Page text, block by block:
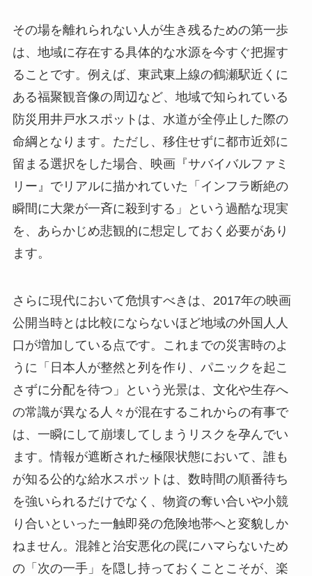
その場を離れられない人が生き残るための第一歩
は、地域に存在する具体的な水源を今すぐ把握す
ることです。例えば、東武東上線の鶴瀬駅近くに
ある福聚観音像の周辺など、地域で知られている
防災用井戸水スポットは、水道が全停止した際の
命綱となります。ただし、移住せずに都市近郊に
留まる選択をした場合、映画『サバイバルファミ
リー』でリアルに描かれていた「インフラ断絶の
瞬間に大衆が一斉に殺到する」という過酷な現実
を、あらかじめ悲観的に想定しておく必要があり
ます。
さらに現代において危惧すべきは、2017年の映画
公開当時とは比較にならないほど地域の外国人人
口が増加している点です。これまでの災害時のよ
うに「日本人が整然と列を作り、パニックを起こ
さずに分配を待つ」という光景は、文化や生存へ
の常識が異なる人々が混在するこれからの有事で
は、一瞬にして崩壊してしまうリスクを孕んでい
ます。情報が遮断された極限状態において、誰も
が知る公的な給水スポットは、数時間の順番待ち
を強いられるだけでなく、物資の奪い合いや小競
り合いといった一触即発の危険地帯へと変貌しか
ねません。混雑と治安悪化の罠にハマらないため
の「次の一手」を隠し持っておくことこそが、楽